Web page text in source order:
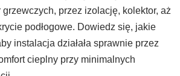
przez izolację, kolektor, aż
podłogowe. Dowiedz się, jakie
instalacja działała sprawnie przez
cieplny przy minimalnych